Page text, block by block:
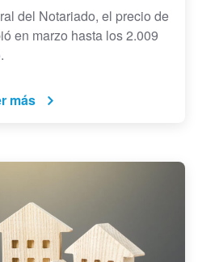
del Notariado, el precio de
en marzo hasta los 2.009
más